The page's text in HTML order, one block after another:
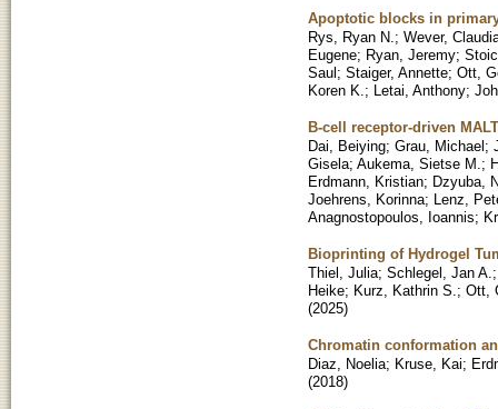
Apoptotic blocks in
Rys, Ryan N. ; Wever,
Eugene; Ryan, Jeremy;
Saul; Staiger, Annette; Ott,
Koren K. ; Letai, Anthony;
B-cell receptor-driven
Dai, Beiying; Grau, Michael;
Gisela; Aukema, Sietse M. ;
Erdmann, Kristian; Dzyuba,
Joehrens, Korinna; Lenz,
Anagnostopoulos, Ioannis;
Bioprinting of Hydrogel
Thiel, Julia; Schlegel, Jan A.
Heike; Kurz, Kathrin S. ; Ott,
(2025)
Chromatin conformation
Diaz, Noelia; Kruse, Kai;
(2018)